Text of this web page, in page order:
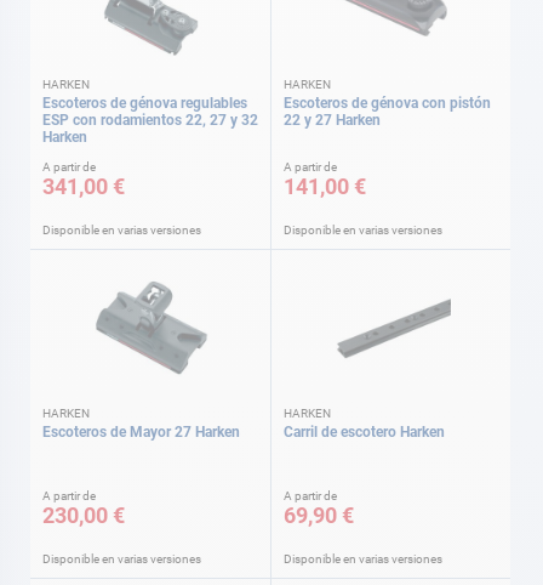
HARKEN
Escoteros de génova regulables
ESP con rodamientos 22, 27 y 32
Harken
A partir de
341,00 €
Disponible en varias versiones
HARKEN
Escoteros de génova con pistón
22 y 27 Harken
A partir de
141,00 €
Disponible en varias versiones
HARKEN
Escoteros de Mayor 27 Harken
A partir de
230,00 €
Disponible en varias versiones
HARKEN
Carril de escotero Harken
A partir de
69,90 €
Disponible en varias versiones